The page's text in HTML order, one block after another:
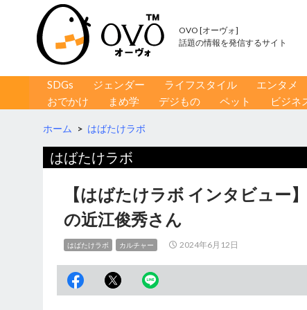
OVO [オーヴォ]
話題の情報を発信するサイト
コンテンツへ移動
SDGs ジェンダー ライフスタイル エンタメ
おでかけ
まめ学 デジもの ペット ビジネ
ホーム > はばたけラボ
はばたけラボ
【はばたけラボ インタビュ
の近江俊秀さん
はばたけラボ カルチャー 2024年6月12日